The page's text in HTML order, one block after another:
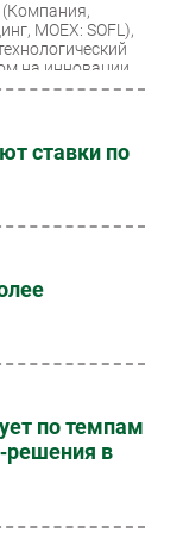
MOEX: SOFL),
на инновации,
ставки по
по темпам
в